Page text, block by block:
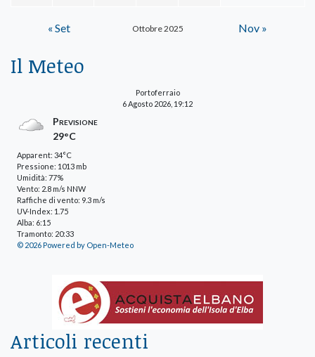
Ottobre 2025
« Set Nov »
Il Meteo
Portoferraio
6 Agosto 2026, 19:12
Previsione
29°C
Apparent: 34°C
Pressione: 1013 mb
Umidità: 77%
Vento: 2.8 m/s NNW
Raffiche di vento: 9.3 m/s
UV-Index: 1.75
Alba: 6:15
Tramonto: 20:33
© 2026 Powered by Open-Meteo
Articoli recenti